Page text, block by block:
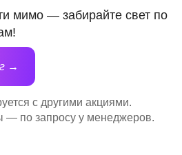
мимо — забирайте свет по
→
с другими акциями.
— по запросу у менеджеров.